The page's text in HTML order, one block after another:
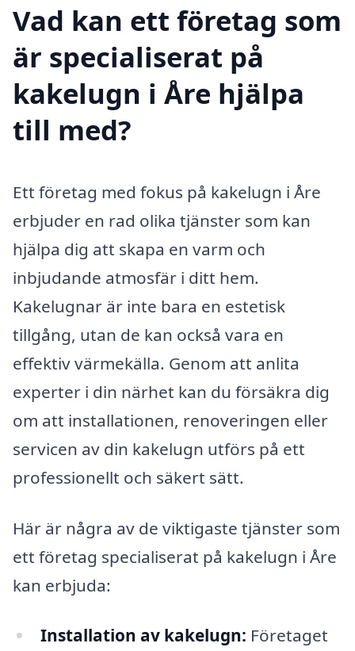
Vad kan ett företag som
är specialiserat på
kakelugn i Åre hjälpa
till med?
Ett företag med fokus på kakelugn i Åre
erbjuder en rad olika tjänster som kan
hjälpa dig att skapa en varm och
inbjudande atmosfär i ditt hem.
Kakelugnar är inte bara en estetisk
tillgång, utan de kan också vara en
effektiv värmekälla. Genom att anlita
experter i din närhet kan du försäkra dig
om att installationen, renoveringen eller
servicen av din kakelugn utförs på ett
professionellt och säkert sätt.
Här är några av de viktigaste tjänster som
ett företag specialiserat på kakelugn i Åre
kan erbjuda:
Installation av kakelugn: Företaget